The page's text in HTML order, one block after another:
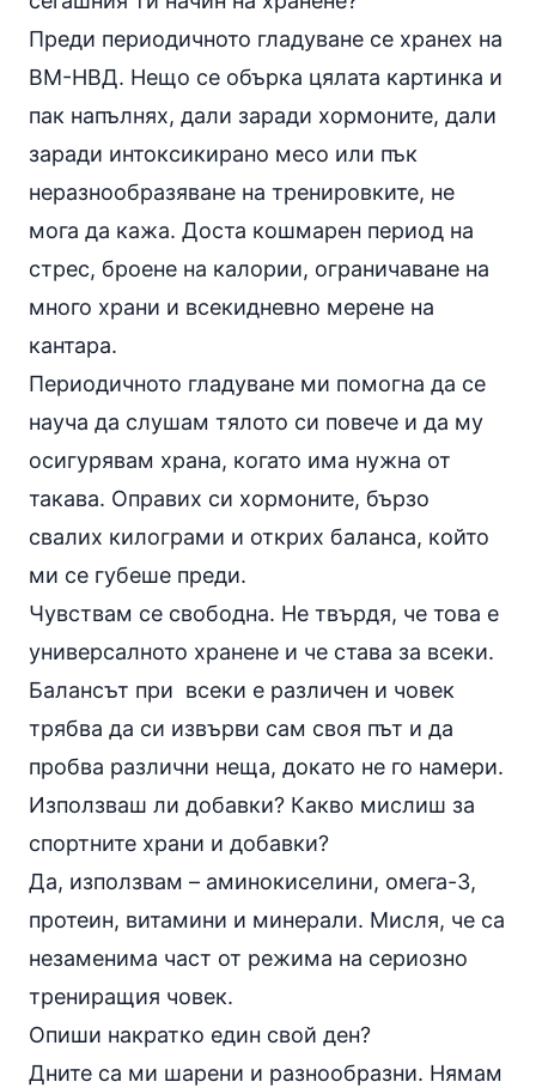
Преди периодичното гладуване се хранех на
ВМ-НВД. Нещо се обърка цялата картинка и
пак напълнях, дали заради хормоните, дали
заради интоксикирано месо или пък
неразнообразяване на тренировките, не
мога да кажа. Доста кошмарен период на
стрес, броене на калории, ограничаване на
много храни и всекидневно мерене на
кантара.
Периодичното гладуване ми помогна да се
науча да слушам тялото си повече и да му
осигурявам храна, когато има нужна от
такава. Оправих си хормоните, бързо
свалих килограми и открих баланса, който
ми се губеше преди.
Чувствам се свободна. Не твърдя, че това е
универсалното хранене и че става за всеки.
Балансът при всеки е различен и човек
трябва да си извърви сам своя път и да
пробва различни неща, докато не го намери.
Използваш ли добавки? Какво мислиш за
спортните храни и добавки?
Да, използвам – аминокиселини, омега-3,
протеин, витамини и минерали. Мисля, че са
незаменима част от режима на сериозно
трениращия човек.
Опиши накратко един свой ден?
Дните са ми шарени и разнообразни. Нямам